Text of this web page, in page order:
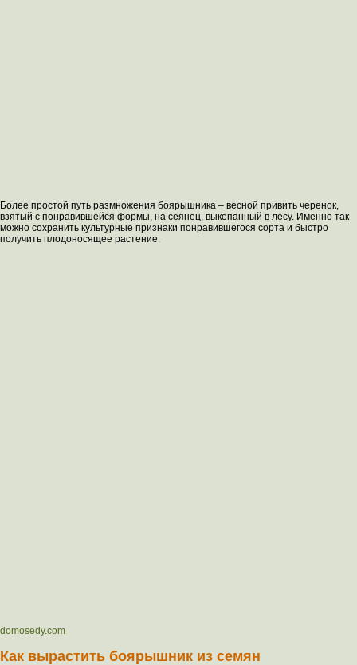
Более простой путь размножения боярышника – весной привить черенок,
взятый с понравившейся формы, на сеянец, выкопанный в лесу. Именно так
можно сохранить культурные признаки понравившегося сорта и быстро
получить плодоносящее растение.
domosedy.com
Как вырастить боярышник из семян